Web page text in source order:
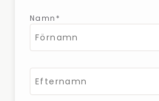
Namn*